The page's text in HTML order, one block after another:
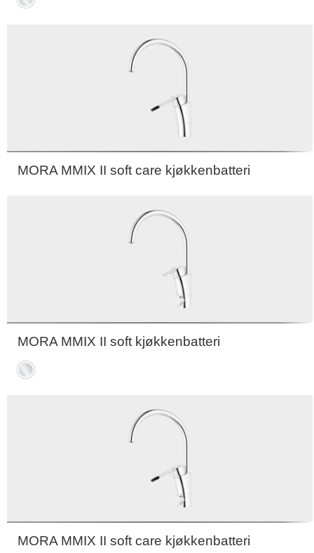
MORA MMIX II soft care kjøkkenbatteri
MORA MMIX II soft kjøkkenbatteri
Krom
MORA MMIX II soft care kjøkkenbatteri